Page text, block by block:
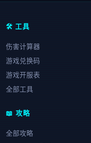
🛠️ 工具
伤害计算器
游戏兑换码
游戏开服表
全部工具
📖 攻略
全部攻略